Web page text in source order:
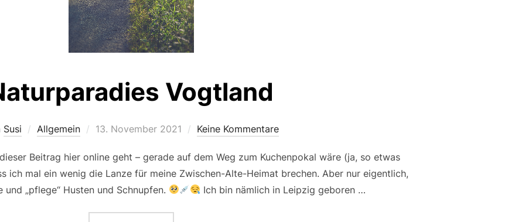
Vogtland
Susi Allgemein
Veröffentlicht
13. November 2021 Keine Kommentare
Beitrag hier online geht – gerade auf dem Weg zum Kuchenpokal wäre (ja, so etwas
ich mal ein wenig die Lanze für meine Zwischen-Alte-Heimat brechen. Aber nur eigentlich,
und „pflege“ Husten und Schnupfen.
Ich bin nämlich in Leipzig geboren …